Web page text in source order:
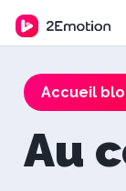
Accueil
Au